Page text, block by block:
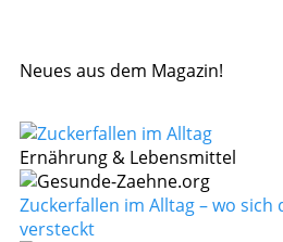
Neues aus dem Magazin!
Ernährung & Lebensmittel
Zuckerfallen im Alltag – wo sich
versteckt